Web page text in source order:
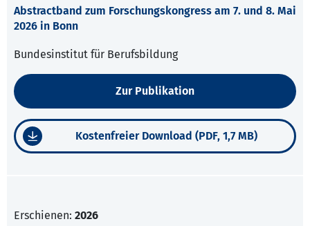
Abstractband zum Forschungskongress am 7. und 8. Mai
2026 in Bonn
Bundesinstitut für Berufsbildung
Zur Publikation
Kostenfreier Download (PDF, 1,7 MB)
Erschienen: 2026